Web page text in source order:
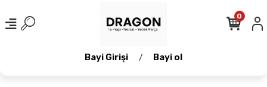
Bayi Girişi / Bayi ol
0